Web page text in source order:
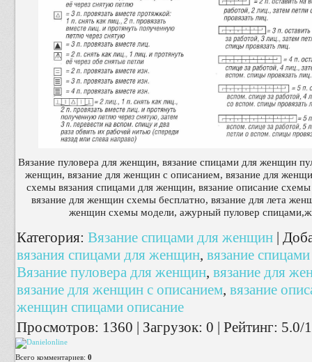
Вязание пуловера для женщин, вязание спицами для женщин
женщин, вязание для женщин с описанием, вязание для
схемы вязания спицами для женщин, вязание описание
вязание для женщин схемы бесплатно, вязание для лета
женщин схемы модели, ажурный пуловер
Категория: Вязание спицами для женщин |
вязания спицами для женщин, вязание
Вязание пуловера для женщин, вязание для
вязание для женщин с описанием, вязание
женщин спицами описание
Просмотров: 1360 | Загрузок: 0 | Рейтинг: 5.0/1
Всего комментариев: 0